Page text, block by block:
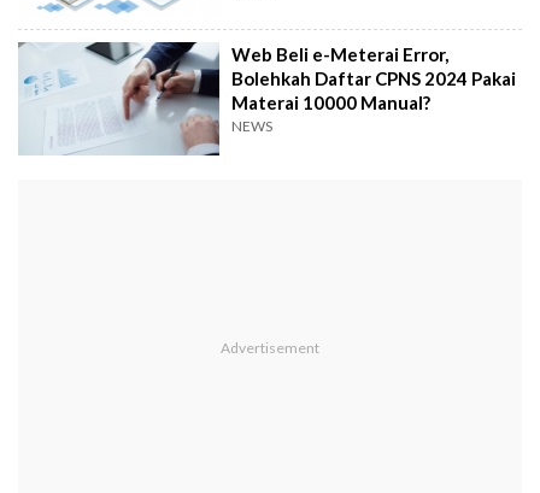
Web Beli e-Meterai Error,
Bolehkah Daftar CPNS 2024 Pakai
Materai 10000 Manual?
NEWS